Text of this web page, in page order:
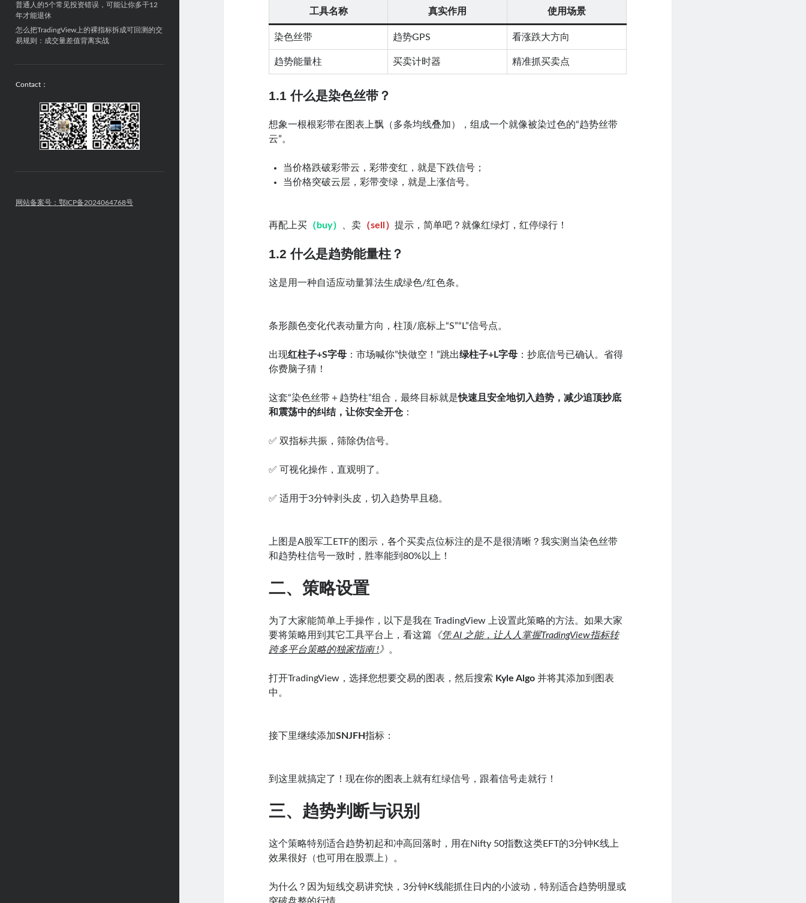
普通人的5个常见投资错误，可能让你多干12
年才能退休
怎么把TradingView上的裸指标拆成可回测的交
易规则：成交量差值背离实战
Contact：
网站备案号：鄂ICP备2024064768号
工具名称 真实作用 使用场景
染色丝带 趋势GPS 看涨跌大方向
趋势能量柱 买卖计时器 精准抓买卖点
1.1 什么是染色丝带？
想象一根根彩带在图表上飘（多条均线叠加），组成一个就像被染过色的“趋势丝带
云”。
当价格跌破彩带云，彩带变红，就是下跌信号；
当价格突破云层，彩带变绿，就是上涨信号。
再配上买 （buy） 、卖 （sell）提示，简单吧？就像红绿灯，红停绿行！
1.2 什么是趋势能量柱？
这是用一种自适应动量算法生成绿色/红色条。
条形颜色变化代表动量方向，柱顶/底标上“S”“L”信号点。
出现红柱子+S字母 ：市场喊你”快做空！”跳出绿柱子+L字母 ：抄底信号已确认。省得
你费脑子猜！
这套“染色丝带＋趋势柱”组合，最终目标就是快速且安全地切入趋势，减少追顶抄底
和震荡中的纠结，让你安全开仓 ：
✅ 双指标共振，筛除伪信号。
✅ 可视化操作，直观明了。
✅ 适用于3分钟剥头皮，切入趋势早且稳。
上图是A股军工ETF的图示，各个买卖点位标注的是不是很清晰？我实测当染色丝带
和趋势柱信号一致时，胜率能到80%以上！
二、策略设置
为了大家能简单上手操作，以下是我在 TradingView 上设置此策略的方法。如果大家
要将策略用到其它工具平台上，看这篇 《凭 AI 之能，让人人掌握TradingView指标转
跨多平台策略的独家指南 !》 。
打开TradingView，选择您想要交易的图表，然后搜索 Kyle Algo 并将其添加到图表
中。
接下里继续添加SNJFH指标：
到这里就搞定了！现在你的图表上就有红绿信号，跟着信号走就行！
三、趋势判断与识别
这个策略特别适合趋势初起和冲高回落时，用在Nifty 50指数这类EFT的3分钟K线上
效果很好（也可用在股票上）。
为什么？因为短线交易讲究快，3分钟K线能抓住日内的小波动，特别适合趋势明显或
突破盘整的行情。